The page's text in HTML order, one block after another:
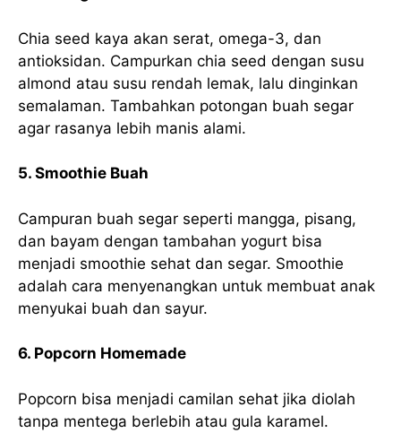
Chia seed kaya akan serat, omega-3, dan
antioksidan. Campurkan chia seed dengan susu
almond atau susu rendah lemak, lalu dinginkan
semalaman. Tambahkan potongan buah segar
agar rasanya lebih manis alami.
5. Smoothie Buah
Campuran buah segar seperti mangga, pisang,
dan bayam dengan tambahan yogurt bisa
menjadi smoothie sehat dan segar. Smoothie
adalah cara menyenangkan untuk membuat anak
menyukai buah dan sayur.
6. Popcorn Homemade
Popcorn bisa menjadi camilan sehat jika diolah
tanpa mentega berlebih atau gula karamel.